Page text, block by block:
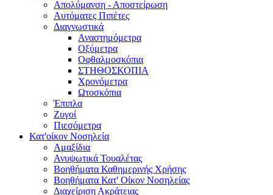
Απολύμανση - Αποστείρωση
Αυτόματες Πιπέτες
Διαγνωστικά
Αναστημόμετρα
Οξύμετρα
Οφθαλμοσκόπια
ΣΤΗΘΟΣΚΟΠΙΑ
Χρονόμετρα
Ωτοσκόπια
Έπιπλα
Ζυγοί
Πιεσόμετρα
Κατ'οίκον Νοσηλεία
Αμαξίδια
Ανυψωτικά Τουαλέτας
Βοηθήματα Καθημερινής Χρήσης
Βοηθήματα Κατ' Οίκον Νοσηλείας
Διαχείριση Ακράτειας